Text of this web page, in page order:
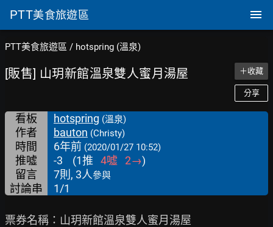
PTT美食旅遊區
PTT美食旅遊區 / hotspring (溫泉)
[販售] 山玥新館溫泉雙人蜜月湯屋 ＋收藏
分享
看板 hotspring (溫泉)
作者 bauton (Christy)
時間 6年前 (2020/01/27 10:52)
推噓 -3 (1推 4噓 2→)
留言
7則, 3人參與
討論串 1/1
票券名稱：山玥新館溫泉雙人蜜月湯屋